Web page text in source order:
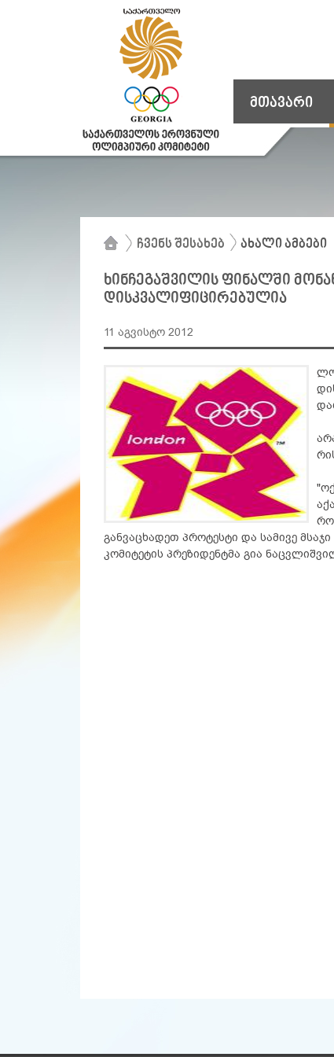
მთავარი
ჩვენს შესახებ ახალი ამბები
ხინჩეგაშვილის ფინალში
დისკვალიფიცირებულია
11 აგვისტო 2012
განვაცხადეთ პროტესტი და სამივე
კომიტეტის პრეზიდენტმა გია